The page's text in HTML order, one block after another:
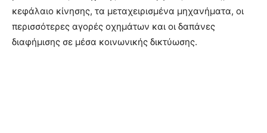
κεφάλαιο κίνησης, τα μεταχειρισμένα μηχανήματα, οι
περισσότερες αγορές οχημάτων και οι δαπάνες
διαφήμισης σε μέσα κοινωνικής δικτύωσης.